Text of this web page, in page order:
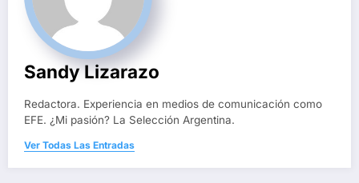
Sandy Lizarazo
Redactora. Experiencia en medios de comunicación como
EFE. ¿Mi pasión? La Selección Argentina.
Ver Todas Las Entradas